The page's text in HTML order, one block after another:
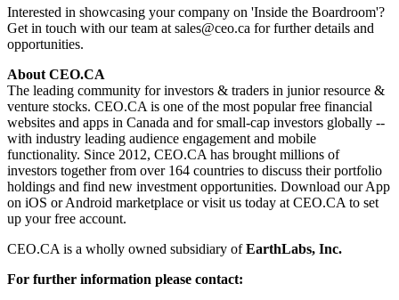
Interested in showcasing your company on 'Inside the Boardroom'?
Get in touch with our team at sales@ceo.ca for further details and
opportunities.
About CEO.CA
The leading community for investors & traders in junior resource &
venture stocks. CEO.CA is one of the most popular free financial
websites and apps in Canada and for small-cap investors globally --
with industry leading audience engagement and mobile
functionality. Since 2012, CEO.CA has brought millions of
investors together from over 164 countries to discuss their portfolio
holdings and find new investment opportunities. Download our App
on iOS or Android marketplace or visit us today at CEO.CA to set
up your free account.
CEO.CA is a wholly owned subsidiary ofEarthLabs, Inc.
For further information please contact: